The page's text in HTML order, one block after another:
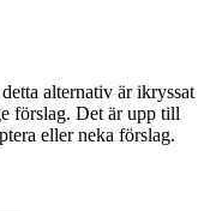
alternativ är ikryssat
förslag. Det är upp till
eller neka förslag.